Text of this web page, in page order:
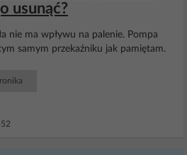
usunąć?
nie ma wpływu na palenie. Pompa
samym przekaźniku jak pamiętam.